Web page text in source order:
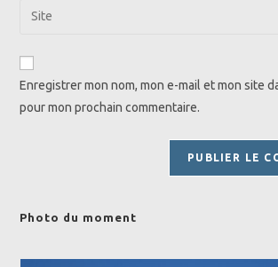
address
comment
Saisir
de
Enregistrer mon nom, mon e-mail et mon site
pour mon prochain commentaire.
Photo du moment